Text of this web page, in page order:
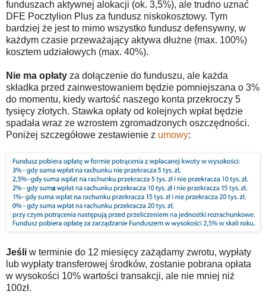
funduszach aktywnej alokacji (ok. 3,5%), ale trudno uznać
DFE Pocztylion Plus za fundusz niskokosztowy. Tym
bardziej że jest to mimo wszystko fundusz defensywny, w
każdym czasie przeważający aktywa dłużne (max. 100%)
kosztem udziałowych (max. 40%).
Nie ma opłaty za dołączenie do funduszu, ale każda
składka przed zainwestowaniem będzie pomniejszana o 3%
do momentu, kiedy wartość naszego konta przekroczy 5
tysięcy złotych. Stawka opłaty od kolejnych wpłat będzie
spadała wraz ze wzrostem zgromadzonych oszczędności.
Poniżej szczegółowe zestawienie z umowy:
Jeśli w terminie do 12 miesięcy zażądamy zwrotu, wypłaty
lub wypłaty transferowej środków, zostanie pobrana opłata
w wysokości 10% wartości transakcji, ale nie mniej niż
100zł.